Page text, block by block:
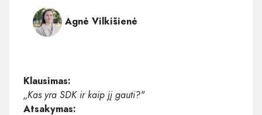
Agnė Vilkišienė
Klausimas:
„Kas yra SDK ir kaip jį gauti?"
Atsakymas: